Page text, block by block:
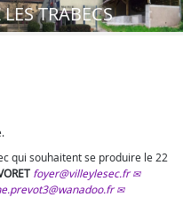
TRABECS
qui souhaitent se produire le 22
foyer@villeylesec.fr